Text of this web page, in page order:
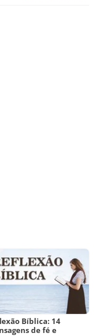
Bíblica: 14
de fé e